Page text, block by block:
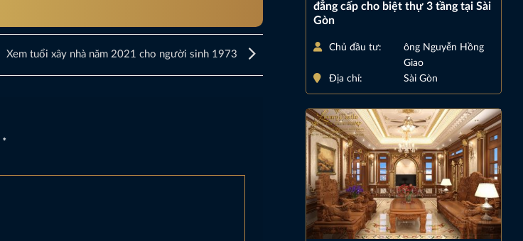
Xem tuổi xây nhà năm 2021 cho người sinh 1973
*
đẳng cấp cho biệt thự 3 tầng tại Sài
Gòn
Chủ đầu tư:
ông Nguyễn Hồng
Giao
Địa chỉ:
Sài Gòn